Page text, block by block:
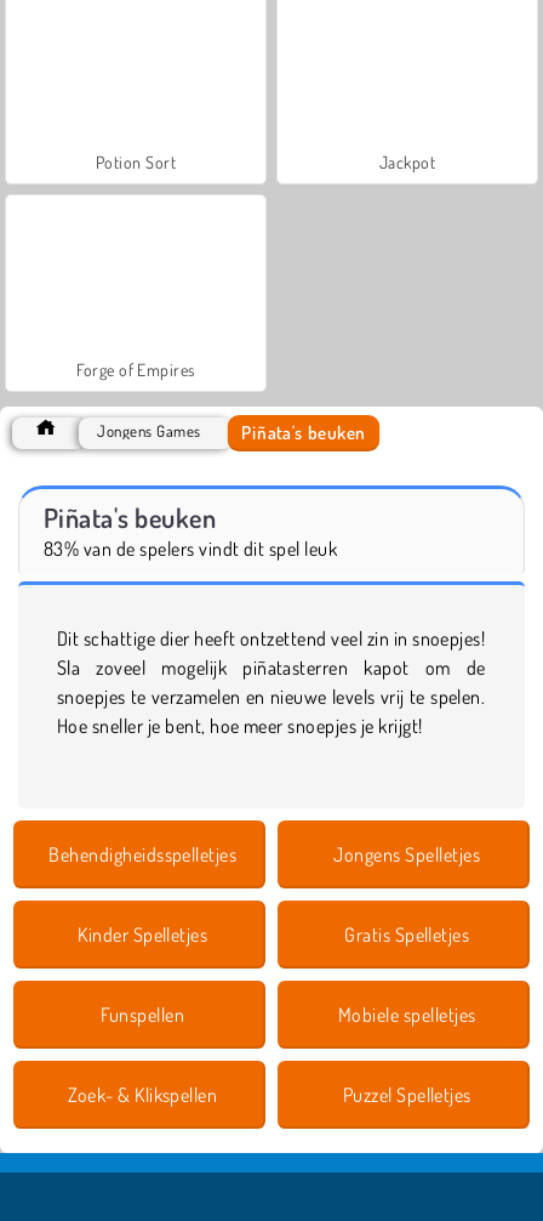
Potion Sort Jackpot
Forge of Empires
Jongens Games Piñata's beuken
Piñata's beuken
83% van de spelers vindt dit spel leuk
Dit schattige dier heeft ontzettend veel zin in snoepjes!
Sla zoveel mogelijk piñatasterren kapot om de
snoepjes te verzamelen en nieuwe levels vrij te spelen.
Hoe sneller je bent, hoe meer snoepjes je krijgt!
Behendigheidsspelletjes Jongens Spelletjes
Kinder Spelletjes Gratis Spelletjes
Funspellen Mobiele spelletjes
Zoek- & Klikspellen Puzzel Spelletjes